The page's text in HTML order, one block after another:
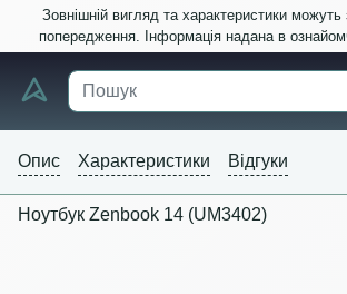
Зовнішній вигляд та характеристики можуть
попередження. Інформація надана в
Опис Характеристики Відгуки
Ноутбук Zenbook 14 (UM3402)